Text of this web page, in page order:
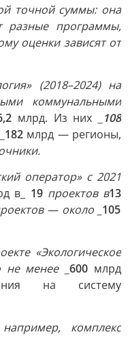
точной суммы: она
разные программы,
оценки зависят от
(2018–2024) на
коммунальными
млрд. Из них
108
182млрд — регионы,
оператор» с 2021
в_ 19проектов в13
— около _ 105
«Экологическое
не менее _600 млрд
на систему
комплекс